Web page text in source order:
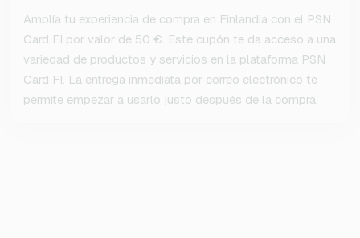
Amplía tu experiencia de compra en Finlandia con el PSN
Card FI por valor de 50 €. Este cupón te da acceso a una
variedad de productos y servicios en la plataforma PSN
Card FI. La entrega inmediata por correo electrónico te
permite empezar a usarlo justo después de la compra.